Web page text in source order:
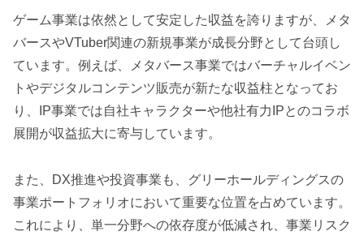
ゲーム事業は依然として安定した収益を誇りますが、メタ
バースやVTuber関連の新規事業が成長分野として台頭し
ています。例えば、メタバース事業ではバーチャルイベン
トやデジタルコンテンツ販売が新たな収益柱となってお
り、IP事業では自社キャラクターや他社有力IPとのコラボ
展開が収益拡大に寄与しています。
また、DX推進や投資事業も、グリーホールディングスの
事業ポートフォリオにおいて重要な位置を占めています。
これにより、単一分野への依存度が低減され、事業リスク